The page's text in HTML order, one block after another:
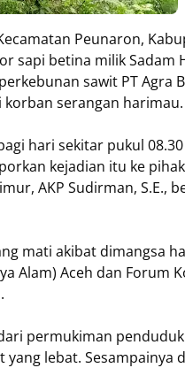
Peunaron,
sapi betina milik Sadam
sawit PT Agra
serangan harimau.
hari sekitar pukul
kejadian itu ke
AKP Sudirman, S.E.,
mati akibat dimangsa
Alam) Aceh dan Forum
permukiman
lebat. Sesampainya